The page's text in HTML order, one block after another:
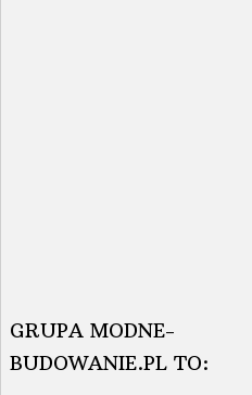
GRUPA MODNE-
BUDOWANIE.PL TO: